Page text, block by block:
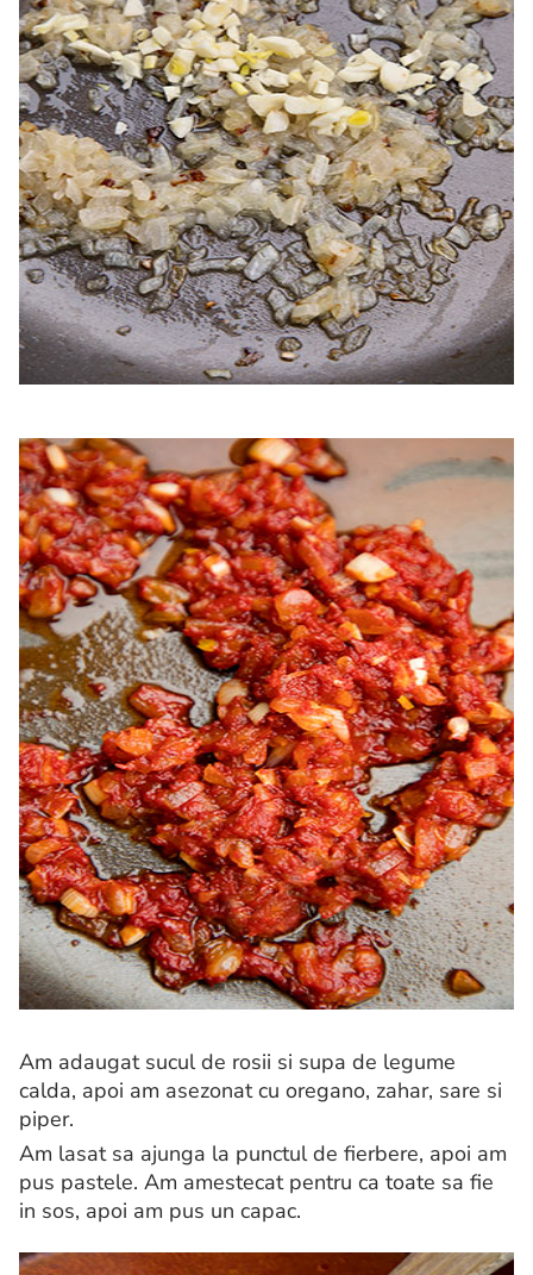
Am adaugat sucul de rosii si supa de legume
calda, apoi am asezonat cu oregano, zahar, sare si
piper.
Am lasat sa ajunga la punctul de fierbere, apoi am
pus pastele. Am amestecat pentru ca toate sa fie
in sos, apoi am pus un capac.